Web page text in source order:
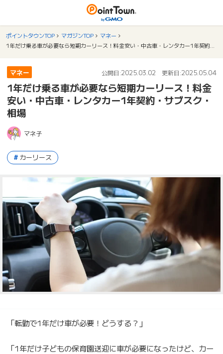
ポイントタウンTOP マガジンTOP
マネー
マネー 公開日:2025.03.02 更新日:2025.05.04
1年だけ乗る車が必要なら短期カーリース！料金
安い・中古車・レンタカー1年契約・サブスク・
相場
マネ子
カーリース
「転勤で1年だけ車が必要！どうする？」
「1年だけ子どもの保育園送迎に車が必要になったけど、カー